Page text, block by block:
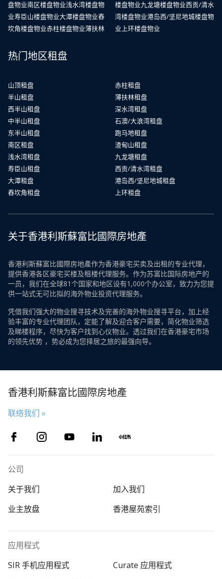
盘物业南区楼盘物业浅水湾楼盘物
业寿臣山楼盘物业大潭楼盘物业舂
坎角楼盘物业赤柱楼盘物业薄扶林
楼盘物业九龙塘楼盘物业西贡/清水
湾楼盘物业港岛西/坚尼地城楼盘物
业 上环楼盘物业
热门地区租盘
山顶租盘
半山租盘
西半山租盘
中半山租盘
东半山租盘
南区租盘
浅水湾租盘
寿臣山租盘
大潭租盘
舂坎角租盘
赤柱租盘
薄扶林租盘
深水湾租盘
石澳/大浪湾租盘
跑马地租盘
渣甸山租盘
九龙塘租盘
西贡/清水湾租盘
港岛西/坚尼地城租盘
上环租盘
关于香港利斯蘇富比國際房地產
香港利斯蘇富比國際房地產作为香港豪宅买卖及出租的专业代理，
提供香港各区豪宅买楼及租楼代理服务。作为苏富比国际房地产的
一员，我们在全球81个国家和地区设有1,000个办公室，致力为您提
供一站式无可比拟的海外物业投资代理服务。
凭借我们强大的物业搜寻技术及完善的海外物业搜寻平台，加上经
验丰富的专业代理团队，定能了解及迎合客户需要，简化物业筛选
及睇楼程序，尽快为客户找到心仪物业。透过我们在香港豪宅市场
的领先优势 ，势必成为您择居之旅的最强向导。
香港利斯蘇富比國際房地產
联络我们 »
公司
关于我们
加入我们
业主放盘
香港屋苑索引
应用程式
SIR 手机应用程式
Curate 应用程式